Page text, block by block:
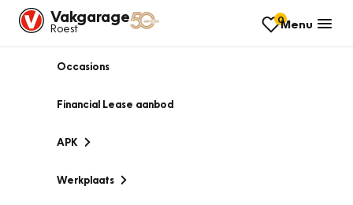
Vakgarage
Roest
0Menu
Occasions
Financial Lease aanbod
APK
Werkplaats